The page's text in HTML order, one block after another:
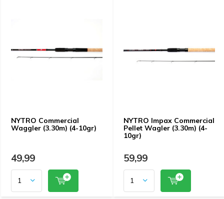
NYTRO Commercial
Waggler (3.30m) (4-10gr)
49,99
NYTRO Impax Commercial
Pellet Wagler (3.30m) (4-
10gr)
59,99